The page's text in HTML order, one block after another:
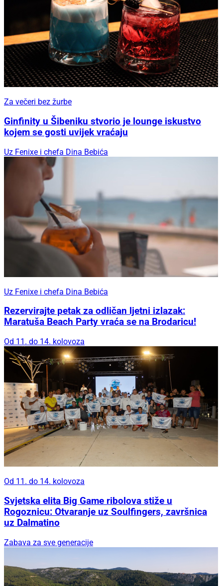
Za večeri bez žurbe
Ginfinity u Šibeniku stvorio je lounge iskustvo
kojem se gosti uvijek vraćaju
Uz Fenixe i chefa Dina Bebića
Uz Fenixe i chefa Dina Bebića
Rezervirajte petak za odličan ljetni izlazak:
Maratuša Beach Party vraća se na Brodaricu!
Od 11. do 14. kolovoza
Od 11. do 14. kolovoza
Svjetska elita Big Game ribolova stiže u
Rogoznicu: Otvaranje uz Soulfingers, završnica
uz Dalmatino
Zabava za sve generacije